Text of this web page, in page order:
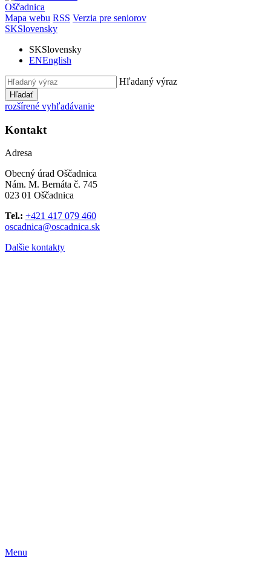
Oščadnica
Mapa webu RSS Verzia pre seniorov
SKSlovensky
SKSlovensky
ENEnglish
Hľadaný výraz
Hľadať
rozšírené vyhľadávanie
Kontakt
Adresa
Obecný úrad Oščadnica
Nám. M. Bernáta č. 745
023 01 Oščadnica
Tel.: +421 417 079 460
oscadnica@oscadnica.sk
Dalšie kontakty
Menu